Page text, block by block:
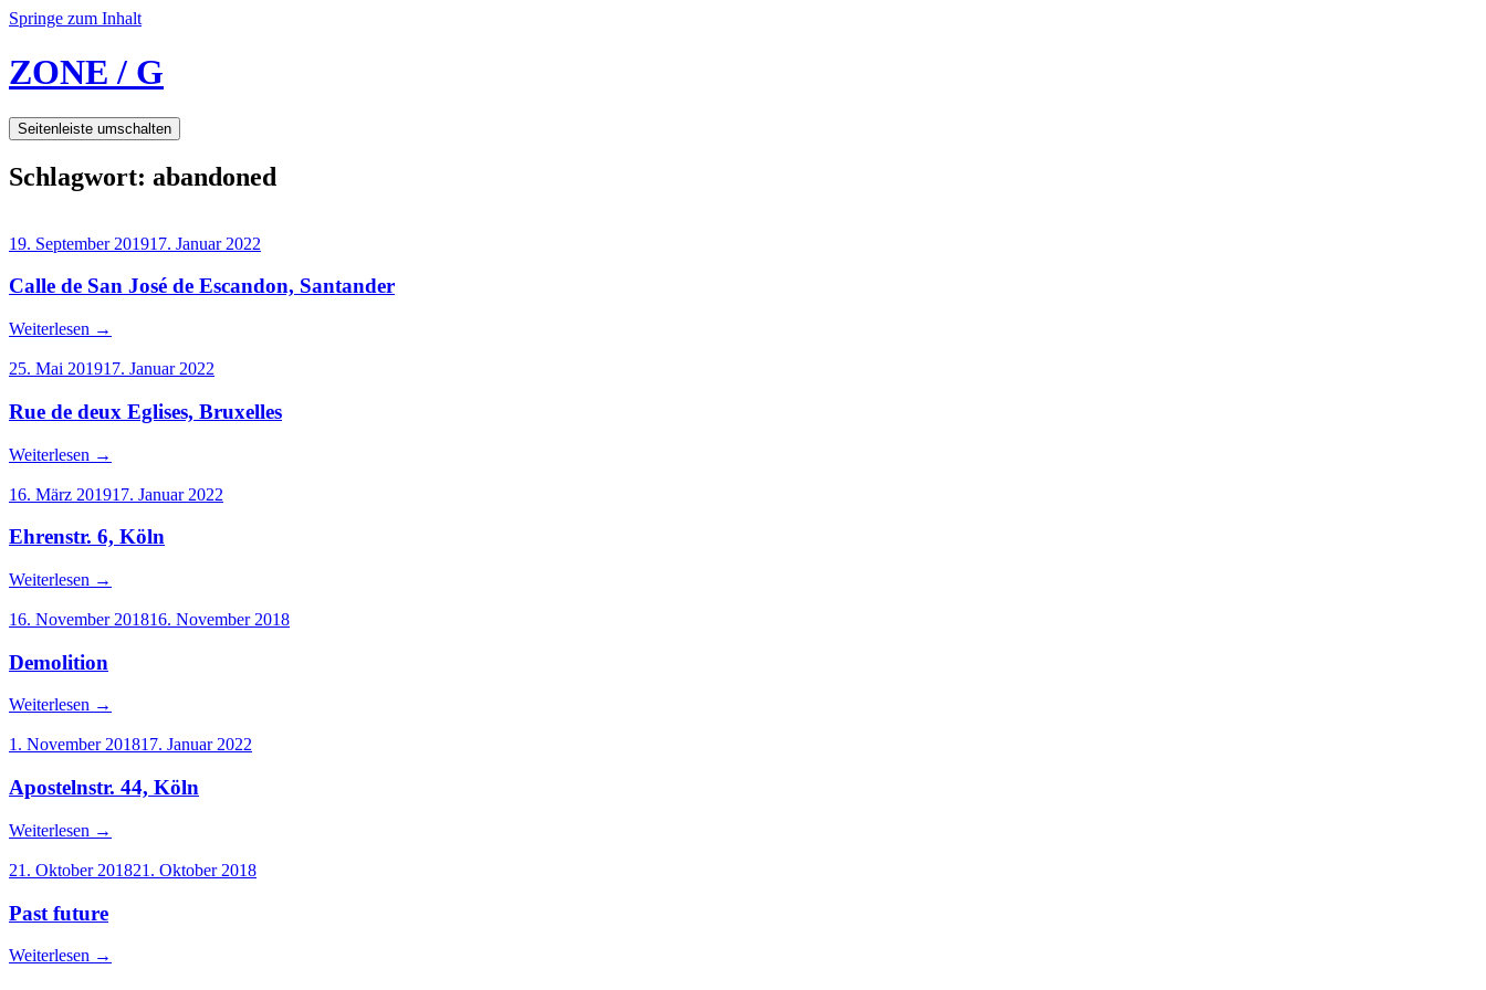
Springe zum Inhalt
ZONE / G
Seitenleiste umschalten
Schlagwort: abandoned
19. September 201917. Januar 2022
Calle de San José de Escandon, Santander
Weiterlesen →
25. Mai 201917. Januar 2022
Rue de deux Eglises, Bruxelles
Weiterlesen →
16. März 201917. Januar 2022
Ehrenstr. 6, Köln
Weiterlesen →
16. November 201816. November 2018
Demolition
Weiterlesen →
1. November 201817. Januar 2022
Apostelnstr. 44, Köln
Weiterlesen →
21. Oktober 201821. Oktober 2018
Past future
Weiterlesen →